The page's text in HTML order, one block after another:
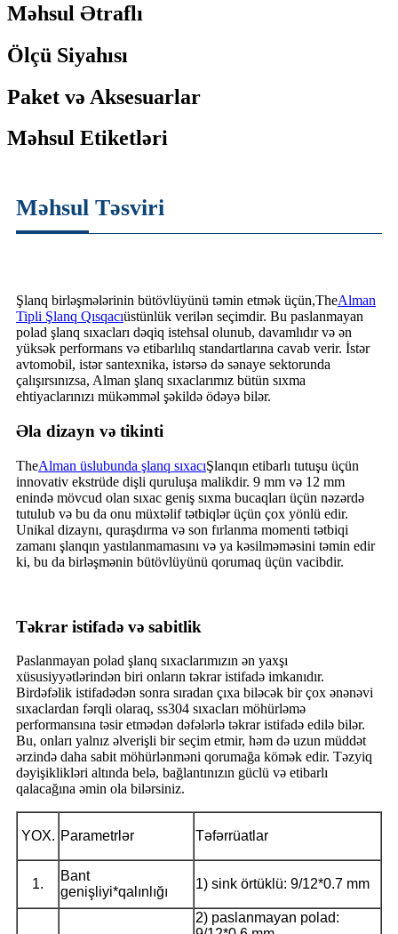
Məhsul Ətraflı
Ölçü Siyahısı
Paket və Aksesuarlar
Məhsul Etiketləri
Məhsul Təsviri
Şlanq birləşmələrinin bütövlüyünü təmin etmək üçün,TheAlman
Tipli Şlanq Qısqacıüstünlük verilən seçimdir. Bu paslanmayan
polad şlanq sıxacları dəqiq istehsal olunub, davamlıdır və ən
yüksək performans və etibarlılıq standartlarına cavab verir. İstər
avtomobil, istər santexnika, istərsə də sənaye sektorunda
çalışırsınızsa, Alman şlanq sıxaclarımız bütün sıxma
ehtiyaclarınızı mükəmməl şəkildə ödəyə bilər.
Əla dizayn və tikinti
TheAlman üslubunda şlanq sıxacıŞlanqın etibarlı tutuşu üçün
innovativ ekstrüde dişli quruluşa malikdir. 9 mm və 12 mm
enində mövcud olan sıxac geniş sıxma bucaqları üçün nəzərdə
tutulub və bu da onu müxtəlif tətbiqlər üçün çox yönlü edir.
Unikal dizaynı, quraşdırma və son fırlanma momenti tətbiqi
zamanı şlanqın yastılanmamasını və ya kəsilməməsini təmin edir
ki, bu da birləşmənin bütövlüyünü qorumaq üçün vacibdir.
Təkrar istifadə və sabitlik
Paslanmayan polad şlanq sıxaclarımızın ən yaxşı
xüsusiyyətlərindən biri onların təkrar istifadə imkanıdır.
Birdəfəlik istifadədən sonra sıradan çıxa biləcək bir çox ənənəvi
sıxaclardan fərqli olaraq, ss304 sıxacları möhürləmə
performansına təsir etmədən dəfələrlə təkrar istifadə edilə bilər.
Bu, onları yalnız əlverişli bir seçim etmir, həm də uzun müddət
ərzində daha sabit möhürlənməni qorumağa kömək edir. Təzyiq
dəyişiklikləri altında belə, bağlantınızın güclü və etibarlı
qalacağına əmin ola bilərsiniz.
YOX. Parametrlər Təfərrüatlar
1.
Bant
genişliyi*qalınlığı
1) sink örtüklü: 9/12*0.7 mm
2) paslanmayan polad: